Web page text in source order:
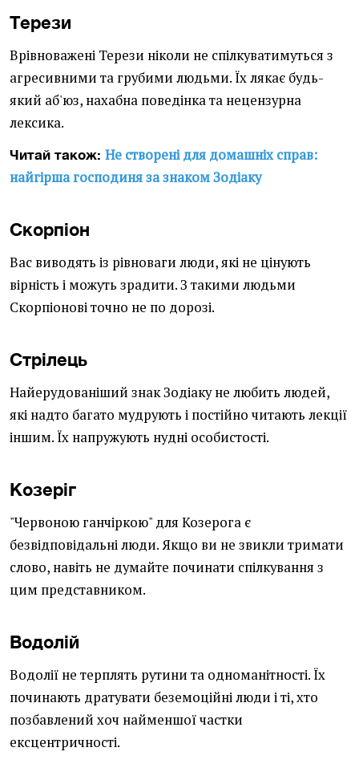
Терези
Врівноважені Терези ніколи не спілкуватимуться з
агресивними та грубими людьми. Їх лякає будь-
який аб'юз, нахабна поведінка та нецензурна
лексика.
Читай також: Не створені для домашніх справ:
найгірша господиня за знаком Зодіаку
Скорпіон
Вас виводять із рівноваги люди, які не цінують
вірність і можуть зрадити. З такими людьми
Скорпіонові точно не по дорозі.
Стрілець
Найерудованіший знак Зодіаку не любить людей,
які надто багато мудрують і постійно читають лекції
іншим. Їх напружують нудні особистості.
Козеріг
"Червоною ганчіркою" для Козерога є
безвідповідальні люди. Якщо ви не звикли тримати
слово, навіть не думайте починати спілкування з
цим представником.
Водолій
Водолії не терплять рутини та одноманітності. Їх
починають дратувати беземоційні люди і ті, хто
позбавлений хоч найменшої частки
ексцентричності.